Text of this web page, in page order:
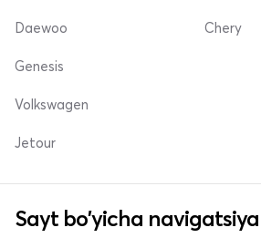
Daewoo Chery
Genesis
Volkswagen
Jetour
Sayt bo'yicha